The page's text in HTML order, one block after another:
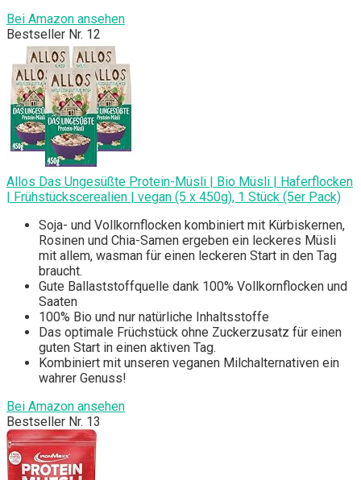
Bei Amazon ansehen
Bestseller Nr. 12
Allos Das Ungesüßte Protein-Müsli | Bio Müsli | Haferflocken
| Frühstückscerealien | vegan (5 x 450g), 1 Stück (5er Pack)
Soja- und Vollkornflocken kombiniert mit Kürbiskernen,
Rosinen und Chia-Samen ergeben ein leckeres Müsli
mit allem, wasman für einen leckeren Start in den Tag
braucht.
Gute Ballaststoffquelle dank 100% Vollkornflocken und
Saaten
100% Bio und nur natürliche Inhaltsstoffe
Das optimale Früchstück ohne Zuckerzusatz für einen
guten Start in einen aktiven Tag.
Kombiniert mit unseren veganen Milchalternativen ein
wahrer Genuss!
Bei Amazon ansehen
Bestseller Nr. 13